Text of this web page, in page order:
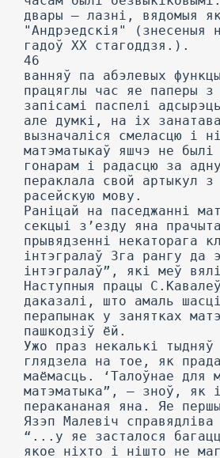
двары — лазні, вядомыя як
"Андрэедскія" (знесеныя
гадоў XX стагоддзя.).
46
ванняў па абэлевых
працяглы час яе паперы з
запісамі паспелі
але думкі, на іх
вызначаліся смеласцю і
матэматыкаў яшчэ не
гонарам і радасцю за
пераклала свой артыкул з
расейскую мову.
Раніцай на паседжанні
секцыі з’езду яна
прывядзенні некаторага
інтэгралаў 3га рангу да
інтэгралаў”, які меў
Наступныя працы
даказалі, што амаль
перапынак у занятках
пашкодзіў ёй.
Ужо праз некалькі тыдняў
глядзела на тое, як
маёмасць. ‘Талоўнае для
матэматыка”, — зноў, як
перакананая яна. Яе
Язэп Малевіч
“...у яе засталося
якое ніхто і нішто не